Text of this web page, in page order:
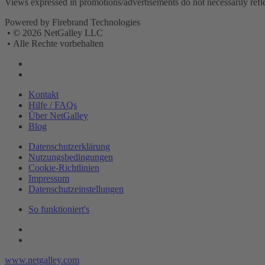
Powered by Firebrand Technologies
• © 2026 NetGalley LLC
• Alle Rechte vorbehalten
Kontakt
Hilfe / FAQs
Über NetGalley
Blog
Datenschutzerklärung
Nutzungsbedingungen
Cookie-Richtlinien
Impressum
Datenschutzeinstellungen
So funktioniert's
www.netgalley.com